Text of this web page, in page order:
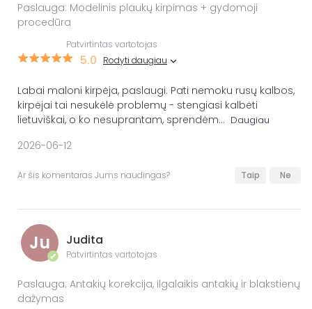
Paslauga: Modelinis plaukų kirpimas + gydomoji
procedūra
Patvirtintas vartotojas
5.0 Rodyti daugiau
Labai maloni kirpėja, paslaugi. Pati nemoku rusų kalbos,
kirpėjai tai nesukėlė problemų - stengiasi kalbėti
lietuviškai, o ko nesuprantam, sprendėm... Daugiau
2026-06-12
Ar šis komentaras Jums naudingas? Taip Ne
Ju
✔
Judita
Patvirtintas vartotojas
Paslauga: Antakių korekcija, ilgalaikis antakių ir blakstienų
dažymas